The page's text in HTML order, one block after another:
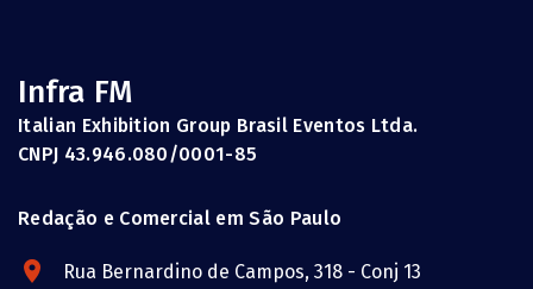
Infra FM
Italian Exhibition Group Brasil Eventos Ltda.
CNPJ 43.946.080/0001-85
Redação e Comercial em São Paulo
Rua Bernardino de Campos, 318 - Conj 13